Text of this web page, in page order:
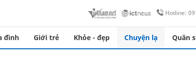
Hotline:
đình Giới trẻ Khỏe - đẹp Chuyện lạ Quân